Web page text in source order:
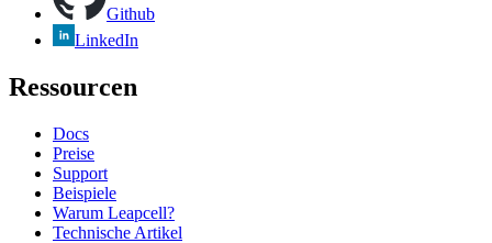
Github
LinkedIn
Ressourcen
Docs
Preise
Support
Beispiele
Warum Leapcell?
Technische Artikel